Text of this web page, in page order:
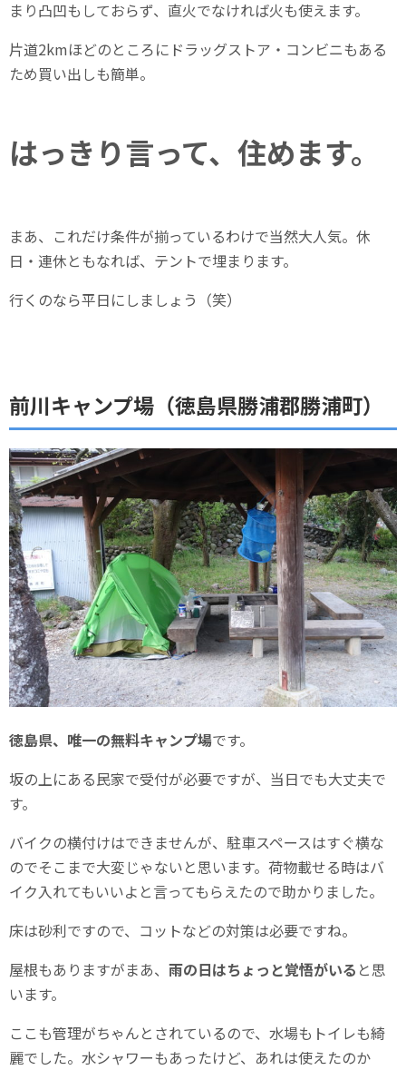
まり凸凹もしておらず、直火でなければ火も使えます。
片道2kmほどのところにドラッグストア・コンビニもある
ため買い出しも簡単。
はっきり言って、住めます。
まあ、これだけ条件が揃っているわけで当然大人気。休
日・連休ともなれば、テントで埋まります。
行くのなら平日にしましょう（笑）
前川キャンプ場（徳島県勝浦郡勝浦町）
徳島県、唯一の無料キャンプ場です。
坂の上にある民家で受付が必要ですが、当日でも大丈夫で
す。
バイクの横付けはできませんが、駐車スペースはすぐ横な
のでそこまで大変じゃないと思います。荷物載せる時はバ
イク入れてもいいよと言ってもらえたので助かりました。
床は砂利ですので、コットなどの対策は必要ですね。
屋根もありますがまあ、 雨の日はちょっと覚悟がいる と思
います。
ここも管理がちゃんとされているので、水場もトイレも綺
麗でした。水シャワーもあったけど、あれは使えたのか